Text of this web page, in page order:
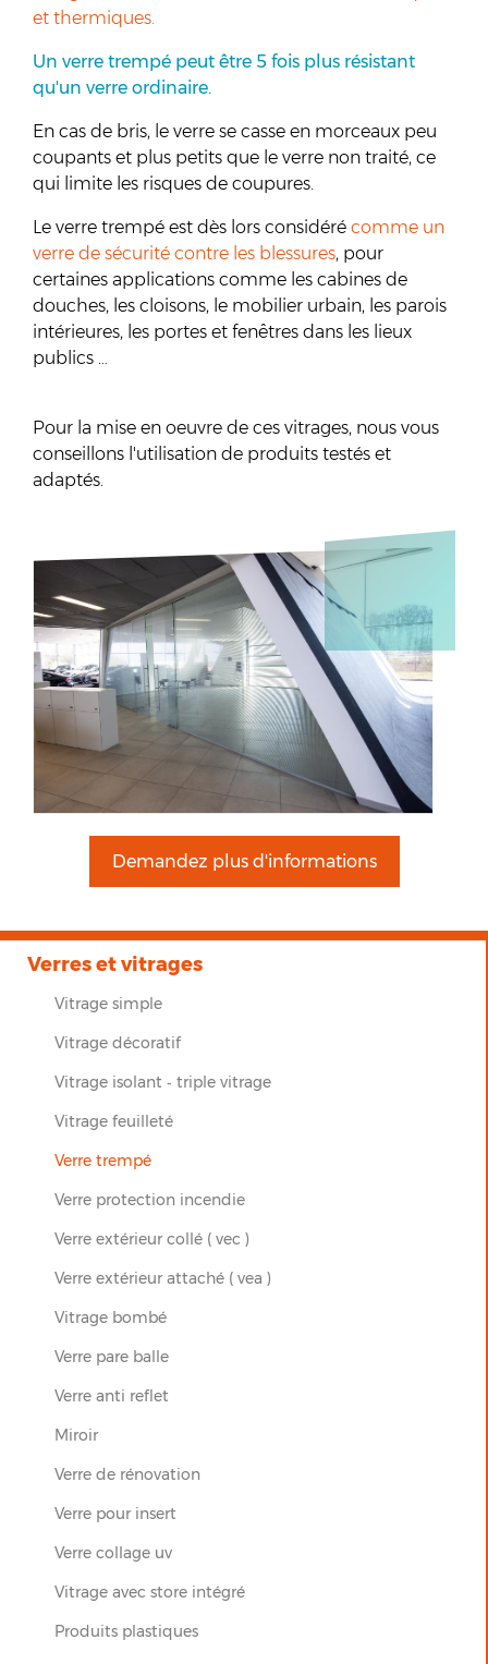
et thermiques.
Un verre trempé peut être 5 fois plus résistant
qu'un verre ordinaire.
En cas de bris, le verre se casse en morceaux peu
coupants et plus petits que le verre non traité, ce
qui limite les risques de coupures.
Le verre trempé est dès lors considéré comme un
verre de sécurité contre les blessures, pour
certaines applications comme les cabines de
douches, les cloisons, le mobilier urbain, les parois
intérieures, les portes et fenêtres dans les lieux
publics …
Pour la mise en oeuvre de ces vitrages, nous vous
conseillons l'utilisation de produits testés et
adaptés.
Demandez plus d'informations
Verres et vitrages
Vitrage simple
Vitrage décoratif
Vitrage isolant ‐ triple vitrage
Vitrage feuilleté
Verre trempé
Verre protection incendie
Verre extérieur collé ( vec )
Verre extérieur attaché ( vea )
Vitrage bombé
Verre pare balle
Verre anti reflet
Miroir
Verre de rénovation
Verre pour insert
Verre collage uv
Vitrage avec store intégré
Produits plastiques